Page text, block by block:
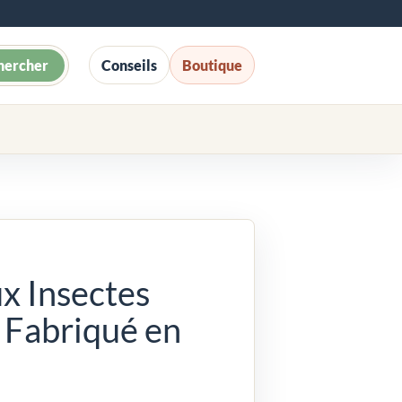
Conseils Boutique
Insectes
en